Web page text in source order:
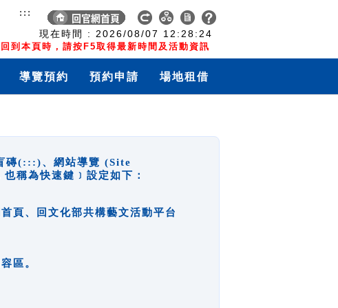
現在時間 : 2026/08/07 12:28:24
到本頁時，請按F5取得最新時間及活動資訊
:::
導覽預約 預約申請 場地租借
磚(:::)、網站導覽 (Site
稱為快速鍵﹞設定如下：
、回文化部共構藝文活動平台
區。